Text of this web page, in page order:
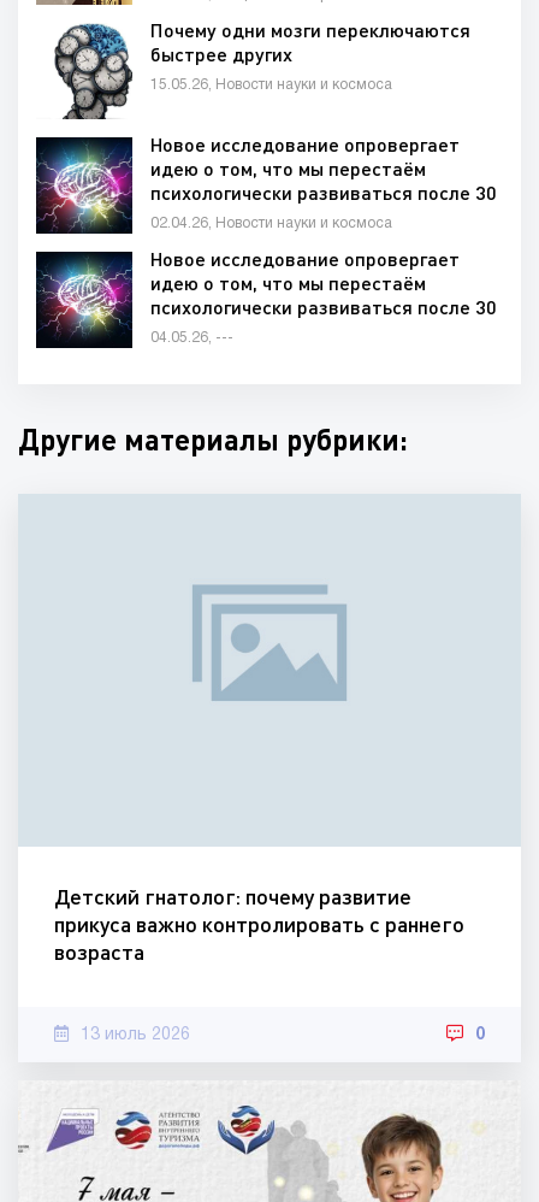
Почему одни мозги переключаются
быстрее других
15.05.26, Новости науки и космоса
Новое исследование опровергает
идею о том, что мы перестаём
психологически развиваться после 30
лет
02.04.26, Новости науки и космоса
Новое исследование опровергает
идею о том, что мы перестаём
психологически развиваться после 30
лет
04.05.26, ---
Другие материалы рубрики:
Детский гнатолог: почему развитие
прикуса важно контролировать с раннего
возраста
13 июль 2026 0